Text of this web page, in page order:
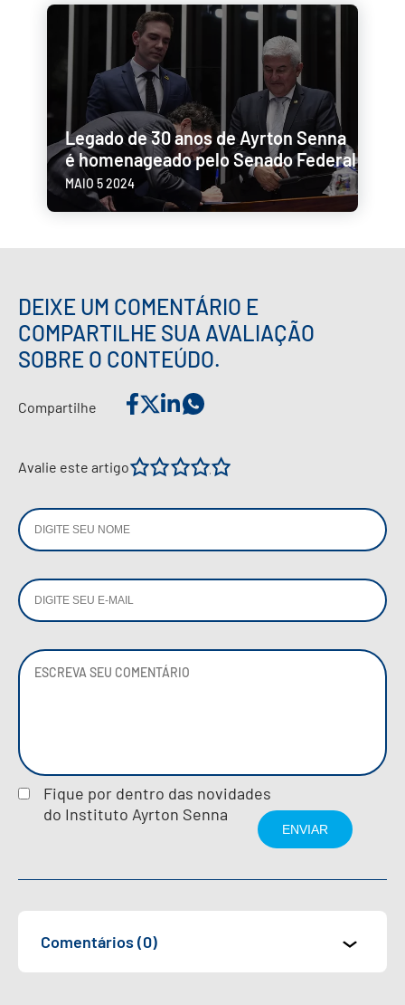
Legado de 30 anos de Ayrton Senna
é homenageado pelo Senado Federal
MAIO 5 2024
DEIXE UM COMENTÁRIO E
COMPARTILHE SUA AVALIAÇÃO
SOBRE O CONTEÚDO.
Compartilhe
Avalie este artigo 5
4
3
2
1
Fique por dentro das novidades
do Instituto Ayrton Senna
Comentários (0)